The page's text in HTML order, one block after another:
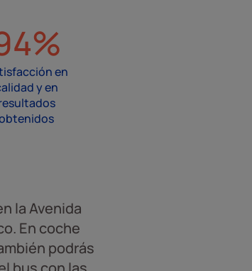
en
y en
la Avenida
En coche
podrás